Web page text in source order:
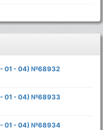
- 01 - 04) №68932
- 01 - 04) №68933
- 01 - 04) №68934